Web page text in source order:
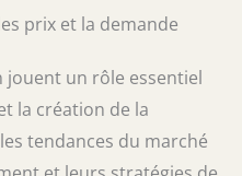
prix et la demande
jouent un rôle essentiel
la création de la
tendances du marché